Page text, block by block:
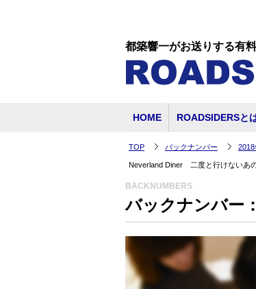
都築響一がお送りする有
HOME ROADSIDERSと
TOP バックナンバー
Neverland Diner 二度と行けないあ
BACKNUMBERS
バックナンバー